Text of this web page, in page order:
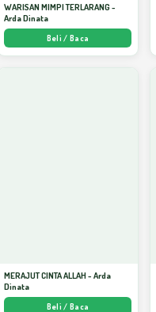
WARISAN MIMPI TERLARANG -
Arda Dinata
Beli / Baca
MERAJUT CINTA ALLAH - Arda
Dinata
Beli / Baca